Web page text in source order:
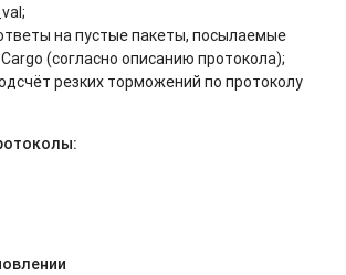
на пустые пакеты, посылаемые
(согласно описанию протокола);
резких торможений по протоколу